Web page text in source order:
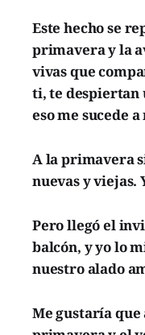
Este hecho se
primavera y la
vivas que
ti, te despiertan
eso me sucede a
A la primavera
nuevas y
Pero llegó el
balcón, y yo lo
nuestro alado
Me gustaría